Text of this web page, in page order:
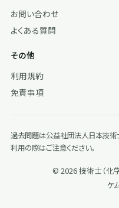
お問い合わせ
よくある質問
その他
利用規約
免責事項
過去問題は公益社団法人日本技術
利用の際はご注意ください。
© 2026 技術士（化
ケ